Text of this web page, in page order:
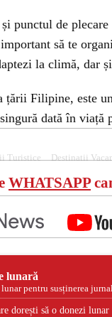
punctul de
să te
la climă, dar
țării Filipine, este
dată în viață
Turistice Destinatii
WHATSAPP
lunară
lunar pentru susținerea
dorești să o donezi lunar